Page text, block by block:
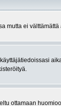
mutta ei
ottamaan